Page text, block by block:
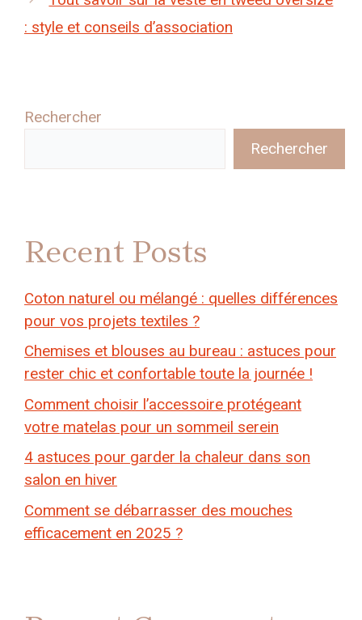
: style et conseils d’association
Rechercher
Rechercher
Recent Posts
Coton naturel ou mélangé : quelles différences
pour vos projets textiles ?
Chemises et blouses au bureau : astuces pour
rester chic et confortable toute la journée !
Comment choisir l’accessoire protégeant
votre matelas pour un sommeil serein
4 astuces pour garder la chaleur dans son
salon en hiver
Comment se débarrasser des mouches
efficacement en 2025 ?